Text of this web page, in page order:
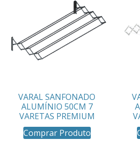
VARAL SANFONADO
ALUMÍNIO 50CM 7
VARETAS PREMIUM
Comprar Produto